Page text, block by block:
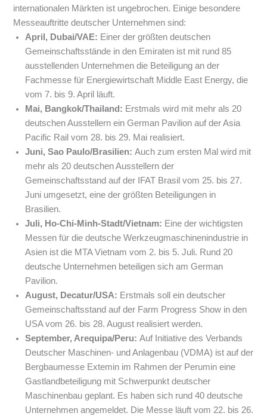
internationalen Märkten ist ungebrochen. Einige besondere
Messeauftritte deutscher Unternehmen sind:
April, Dubai/VAE: Einer der größten deutschen
Gemeinschaftsstände in den Emiraten ist mit rund 85
ausstellenden Unternehmen die Beteiligung an der
Fachmesse für Energiewirtschaft Middle East Energy, die
vom 7. bis 9. April läuft.
Mai, Bangkok/Thailand: Erstmals wird mit mehr als 20
deutschen Ausstellern ein German Pavilion auf der Asia
Pacific Rail vom 28. bis 29. Mai realisiert.
Juni, Sao Paulo/Brasilien: Auch zum ersten Mal wird mit
mehr als 20 deutschen Ausstellern der
Gemeinschaftsstand auf der IFAT Brasil vom 25. bis 27.
Juni umgesetzt, eine der größten Beteiligungen in
Brasilien.
Juli, Ho-Chi-Minh-Stadt/Vietnam: Eine der wichtigsten
Messen für die deutsche Werkzeugmaschinenindustrie in
Asien ist die MTA Vietnam vom 2. bis 5. Juli. Rund 20
deutsche Unternehmen beteiligen sich am German
Pavilion.
August, Decatur/USA: Erstmals soll ein deutscher
Gemeinschaftsstand auf der Farm Progress Show in den
USA vom 26. bis 28. August realisiert werden.
September, Arequipa/Peru: Auf Initiative des Verbands
Deutscher Maschinen- und Anlagenbau (VDMA) ist auf der
Bergbaumesse Extemin im Rahmen der Perumin eine
Gastlandbeteiligung mit Schwerpunkt deutscher
Maschinenbau geplant. Es haben sich rund 40 deutsche
Unternehmen angemeldet. Die Messe läuft vom 22. bis 26.